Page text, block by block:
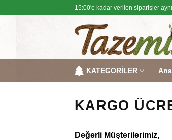
15:00'e kadar verilen siparişler
KATEGORİLER
KARGO
Değerli Müşterilerimiz,